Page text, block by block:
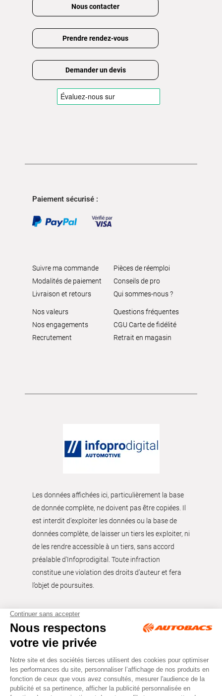
Nous contacter
Prendre rendez-vous
Demander un devis
Paiement sécurisé :
Suivre ma commande
Modalités de paiement
Livraison et retours
Pièces de réemploi
Conseils de pro
Qui sommes-nous ?
Nos valeurs
Nos engagements
Recrutement
Questions fréquentes
CGU Carte de fidélité
Retrait en magasin
Les données affichées ici, particulièrement la base
de donnée complète, ne doivent pas être copiées. Il
est interdit d’exploiter les données ou la base de
données complète, de laisser un tiers les exploiter, ni
de les rendre accessible à un tiers, sans accord
préalable d'Infoprodigital. Toute infraction
constitue une violation des droits d’auteur et fera
l’objet de poursuites.
Tous droits réservés © Autobacs